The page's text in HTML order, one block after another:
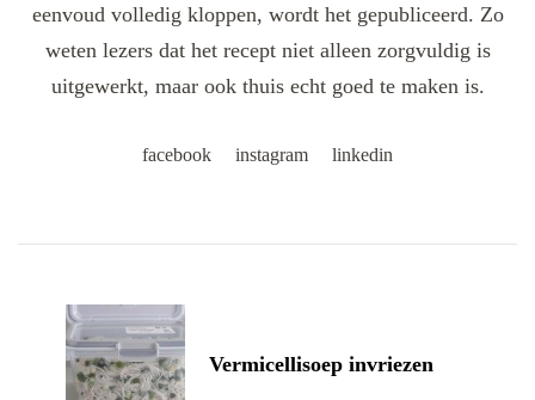
eenvoud volledig kloppen, wordt het gepubliceerd. Zo
weten lezers dat het recept niet alleen zorgvuldig is
uitgewerkt, maar ook thuis echt goed te maken is.
facebook instagram linkedin
Navigation
Vermicellisoep invriezen